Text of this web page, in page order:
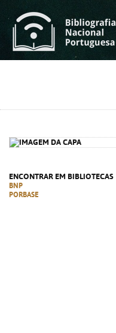
ENCONTRAR EM BIBLIOTECAS
BNP
PORBASE